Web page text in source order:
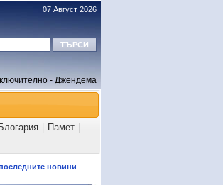
07 Август 2026
- Джендема
Блогария Памет
новини